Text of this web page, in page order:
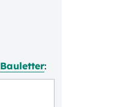
Bauletter: